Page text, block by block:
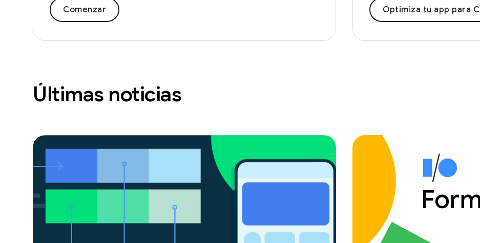
Comenzar Optimiza tu app para ChromeOS
Últimas noticias